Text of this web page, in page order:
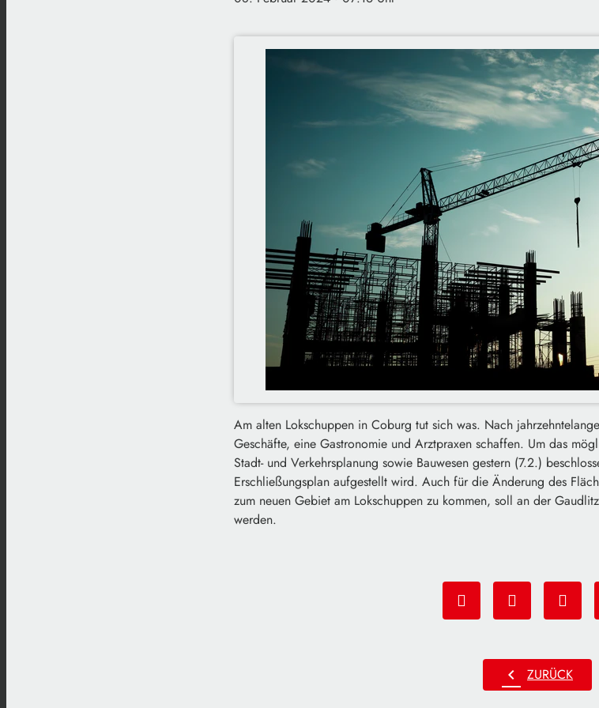
Am alten Lokschuppen in Coburg tut sich was. Nach
Geschäfte, eine Gastronomie und Arztpraxen schaffen. Um das
Stadt- und Verkehrsplanung sowie Bauwesen gestern (7.2.)
Erschließungsplan aufgestellt wird. Auch für die Änderung des
zum neuen Gebiet am Lokschuppen zu kommen, soll an der
werden.
chevron_left ZURÜCK